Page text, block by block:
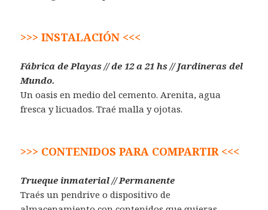
>>> INSTALACIÓN <<<
Fábrica de Playas // de 12 a 21 hs // Jardineras del
Mundo.
Un oasis en medio del cemento. Arenita, agua
fresca y licuados. Traé malla y ojotas.
>>> CONTENIDOS PARA COMPARTIR <<<
Trueque inmaterial // Permanente
Traés un pendrive o dispositivo de